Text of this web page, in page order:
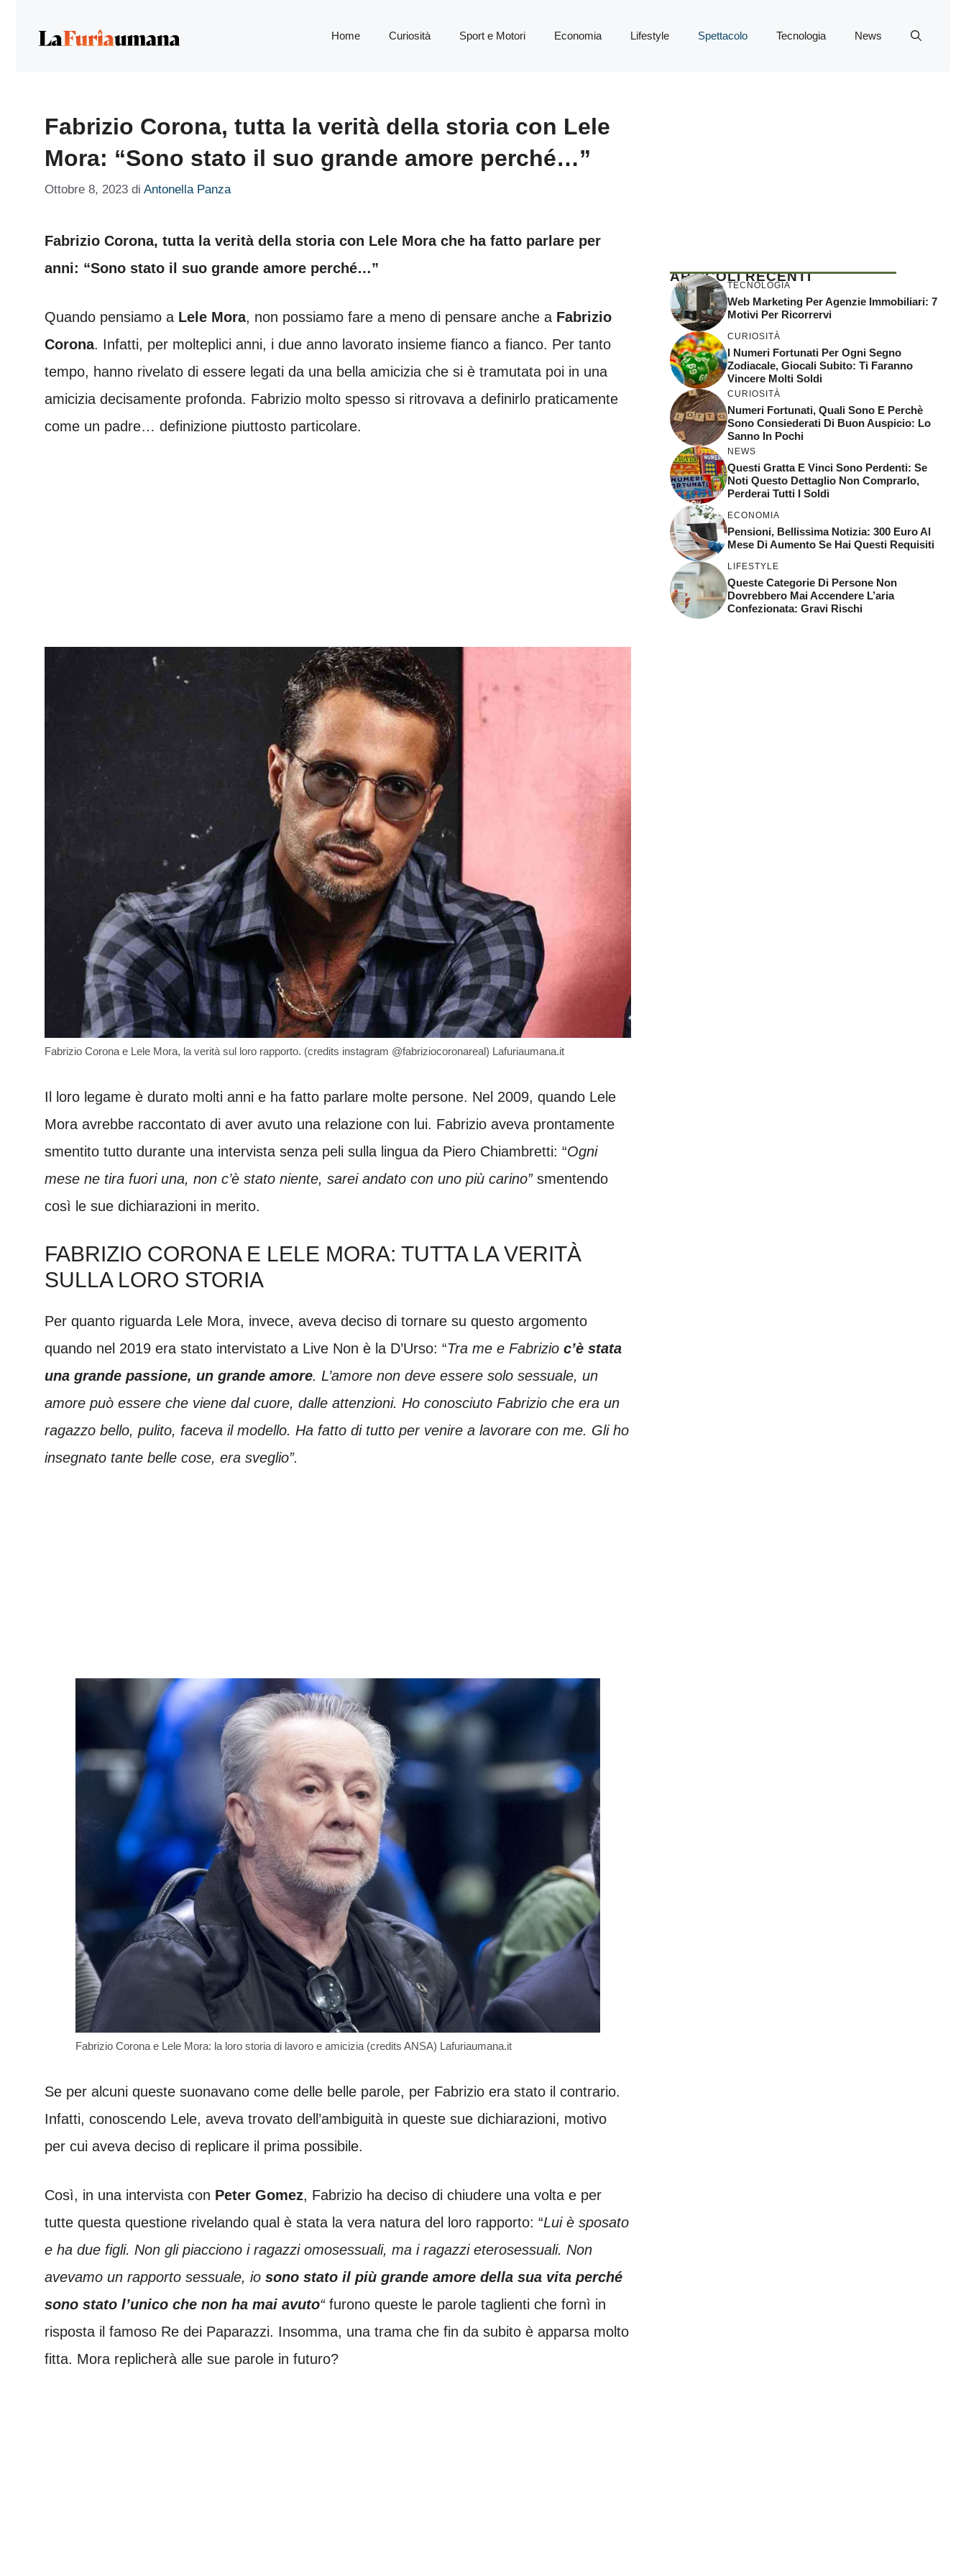
Home Curiosità Sport e Motori Economia Lifestyle Spettacolo Tecnologia News
Fabrizio Corona, tutta la verità della storia con Lele
Mora: “Sono stato il suo grande amore perché…”
Ottobre 8, 2023 di Antonella Panza
Fabrizio Corona, tutta la verità della storia con Lele Mora che ha fatto parlare per
anni: “Sono stato il suo grande amore perché…”
Quando pensiamo a Lele Mora, non possiamo fare a meno di pensare anche a Fabrizio
Corona. Infatti, per molteplici anni, i due anno lavorato insieme fianco a fianco. Per tanto
tempo, hanno rivelato di essere legati da una bella amicizia che si è tramutata poi in una
amicizia decisamente profonda. Fabrizio molto spesso si ritrovava a definirlo praticamente
come un padre… definizione piuttosto particolare.
Fabrizio Corona e Lele Mora, la verità sul loro rapporto. (credits instagram @fabriziocoronareal) Lafuriaumana.it
Il loro legame è durato molti anni e ha fatto parlare molte persone. Nel 2009, quando Lele
Mora avrebbe raccontato di aver avuto una relazione con lui. Fabrizio aveva prontamente
smentito tutto durante una intervista senza peli sulla lingua da Piero Chiambretti: “Ogni
mese ne tira fuori una, non c’è stato niente, sarei andato con uno più carino”smentendo
così le sue dichiarazioni in merito.
FABRIZIO CORONA E LELE MORA: TUTTA LA VERITÀ
SULLA LORO STORIA
Per quanto riguarda Lele Mora, invece, aveva deciso di tornare su questo argomento
quando nel 2019 era stato intervistato a Live Non è la D’Urso: “Tra me e Fabrizio c’è stata
una grande passione, un grande amore. L’amore non deve essere solo sessuale, un
amore può essere che viene dal cuore, dalle attenzioni. Ho conosciuto Fabrizio che era un
ragazzo bello, pulito, faceva il modello. Ha fatto di tutto per venire a lavorare con me. Gli ho
insegnato tante belle cose, era sveglio”.
Fabrizio Corona e Lele Mora: la loro storia di lavoro e amicizia (credits ANSA) Lafuriaumana.it
Se per alcuni queste suonavano come delle belle parole, per Fabrizio era stato il contrario.
Infatti, conoscendo Lele, aveva trovato dell’ambiguità in queste sue dichiarazioni, motivo
per cui aveva deciso di replicare il prima possibile.
Così, in una intervista con Peter Gomez, Fabrizio ha deciso di chiudere una volta e per
tutte questa questione rivelando qual è stata la vera natura del loro rapporto: “Lui è sposato
e ha due figli. Non gli piacciono i ragazzi omosessuali, ma i ragazzi eterosessuali. Non
avevamo un rapporto sessuale, io sono stato il più grande amore della sua vita perché
sono stato l’unico che non ha mai avuto“furono queste le parole taglienti che fornì in
risposta il famoso Re dei Paparazzi. Insomma, una trama che fin da subito è apparsa molto
fitta. Mora replicherà alle sue parole in futuro?
ARTICOLI RECENTI
TECNOLOGIA
Web Marketing Per Agenzie Immobiliari: 7
Motivi Per Ricorrervi
CURIOSITÀ
I Numeri Fortunati Per Ogni Segno
Zodiacale, Giocali Subito: Ti Faranno
Vincere Molti Soldi
CURIOSITÀ
Numeri Fortunati, Quali Sono E Perchè
Sono Consiederati Di Buon Auspicio: Lo
Sanno In Pochi
NEWS
Questi Gratta E Vinci Sono Perdenti: Se
Noti Questo Dettaglio Non Comprarlo,
Perderai Tutti I Soldi
ECONOMIA
Pensioni, Bellissima Notizia: 300 Euro Al
Mese Di Aumento Se Hai Questi Requisiti
LIFESTYLE
Queste Categorie Di Persone Non
Dovrebbero Mai Accendere L’aria
Confezionata: Gravi Rischi